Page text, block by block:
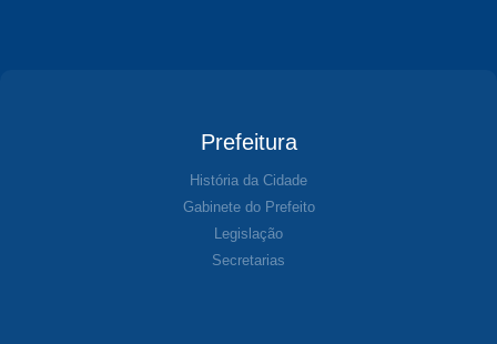
Prefeitura
História da Cidade
Gabinete do Prefeito
Legislação
Secretarias